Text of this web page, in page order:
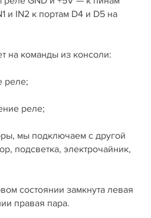
и IN2 к портам D4 и D5 на
на команды из консоли:
реле;
реле;
мы подключаем с другой
подсветка, электрочайник,
состоянии замкнута левая
правая пара.